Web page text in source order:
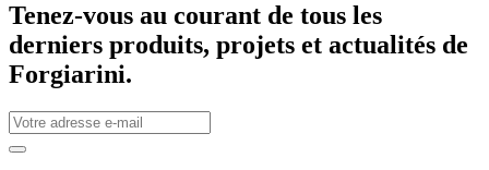
Tenez-vous au courant de tous les
derniers produits, projets et actualités de
Forgiarini.